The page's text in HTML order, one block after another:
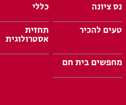
נס ציונה
כללי
טעים להכיר
תחזית
אסטרולוגית
מחפשים בית חם